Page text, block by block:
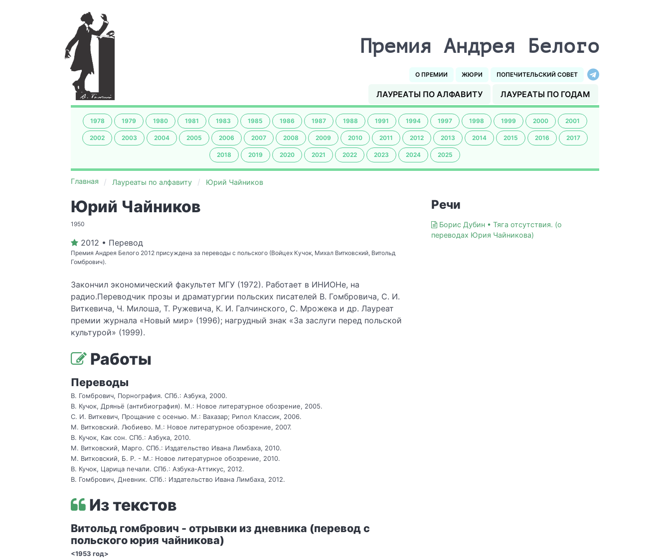
Премия Андрея Белого
О ПРЕМИИ ЖЮРИ ПОПЕЧИТЕЛЬСКИЙ СОВЕТ
ЛАУРЕАТЫ ПО АЛФАВИТУ ЛАУРЕАТЫ ПО ГОДАМ
1978 1979 1980 1981 1983 1985 1986 1987 1988 1991 1994 1997 1998 1999 2000 2001
2002 2003 2004 2005 2006 2007 2008 2009 2010 2011 2012 2013 2014 2015 2016 2017
2018 2019 2020 2021 2022 2023 2024 2025
Главная Лауреаты по алфавиту Юрий Чайников
Юрий Чайников
1950
2012 • Перевод
Премия Андрея Белого 2012 присуждена за переводы с польского (Войцех Кучок, Михал Витковский, Витольд
Гомбрович).
Закончил экономический факультет МГУ (1972). Работает в ИНИОНе, на
радио.Переводчик прозы и драматургии польских писателей В. Гомбровича, С. И.
Виткевича, Ч. Милоша, Т. Ружевича, К. И. Галчинского, С. Мрожека и др. Лауреат
премии журнала «Новый мир» (1996); нагрудный знак «За заслуги перед польской
культурой» (1999).
Работы
Переводы
В. Гомбрович, Порнография. СПб.: Азбука, 2000.
В. Кучок, Дряньё (антибиография). М.: Новое литературное обозрение, 2005.
С. И. Виткевич, Прощание с осенью. М.: Вахазар; Рипол Классик, 2006.
М. Витковский. Любиево. М.: Новое литературное обозрение, 2007.
В. Кучок, Как сон. СПб.: Азбука, 2010.
М. Витковский, Марго. СПб.: Издательство Ивана Лимбаха, 2010.
М. Витковский, Б. Р. - М.: Новое литературное обозрение, 2010.
В. Кучок, Царица печали. СПб.: Азбука-Аттикус, 2012.
В. Гомбрович, Дневник. СПб.: Издательство Ивана Лимбаха, 2012.
Из текстов
Витольд гомбрович - отрывки из дневника (перевод с
польского юрия чайникова)
<1953 год>
Речи
Борис Дубин • Тяга отсутствия. (о
переводах Юрия Чайникова)